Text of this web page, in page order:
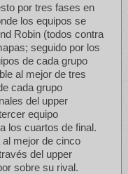
por tres fases en
los equipos se
Robin (todos contra
seguido por los
de cada grupo
al mejor de tres
cada grupo
del upper
equipo
los cuartos de final.
mejor de cinco
del upper
sobre su rival.